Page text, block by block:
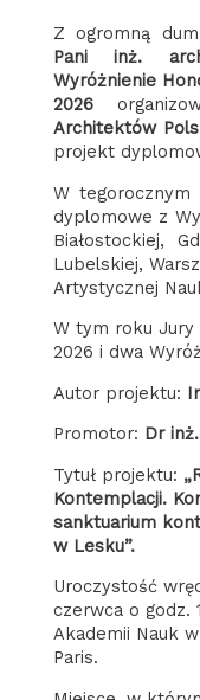
Z ogromną
Pani inż.
Wyróżnienie
2026
Architektów
projekt
W tegorocznym
dyplomowe z
Białostockiej,
Lubelskiej,
Artystycznej
W tym roku Jury
2026 i dwa
Autor projektu:
Promotor: Dr
Tytuł projektu:
Kontemplacji.
sanktuarium
w Lesku”.
Uroczystość
czerwca o godz.
Akademii Nauk
Paris.